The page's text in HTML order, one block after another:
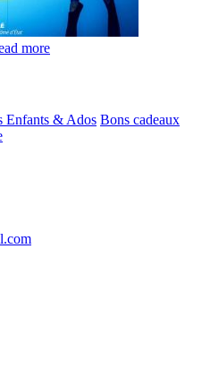
more
Enfants & Ados Bons cadeaux